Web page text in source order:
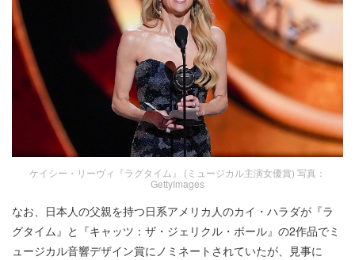
ケイシー・リーヴィ『ラグタイム』 (ミュージカル主演女優賞) 写真：
GettyImages
なお、日本人の父親を持つ日系アメリカ人のカイ・ハラダが『ラ
グタイム』と『キャッツ：ザ・ジェリクル・ボール』の2作品でミ
ュージカル音響デザイン賞にノミネートされていたが、見事に